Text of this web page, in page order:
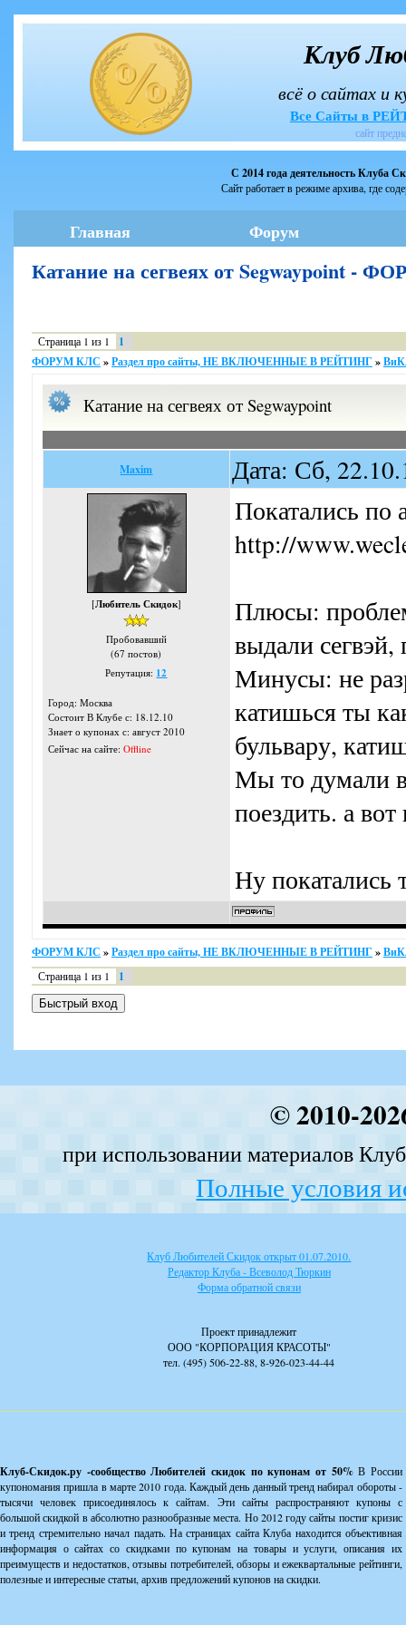
Клуб
всё о сайтах и
Все Сайты в
сайт
С 2014 года деятельность Клуба
Сайт работает в режиме архива, где
Главная Форум
Катание на сегвеях от Segwaypoint -
Страница 1 из 1
1
ФОРУМ КЛС »Раздел про сайты, НЕ ВКЛЮЧЕННЫЕ В РЕЙТИНГ »
Катание на сегвеях от Segwaypoint
Maxim Дата: Сб,
[Любитель Скидок]
Пробовавший
(67 постов)
Репутация: 12
Город: Москва
Состоит В Клубе с: 18.12.10
Знает о купонах с: август 2010
Сейчас на сайте: Offline
Покатались по
http://
Плюсы:
выдали
Минусы: не
катишься ты
бульвару,
Мы то думали в
поездить. а
Ну покатались
ФОРУМ КЛС »Раздел про сайты, НЕ ВКЛЮЧЕННЫЕ В РЕЙТИНГ »
Страница 1 из 1 1
© 2010-
при использовании материалов
Полные условия
Клуб Любителей Скидок открыт 01.07.2010.
Редактор Клуба - Всеволод Тюркин
Форма обратной связи
Проект принадлежит
ООО "КОРПОРАЦИЯ КРАСОТЫ"
тел. (495) 506-22-88, 8-926-023-44-44
Клуб-Скидок.ру -сообщество Любителей скидок по купонам от 50%В России
купономания пришла в марте 2010 года. Каждый день данный тренд набирал обороты -
тысячи человек присоединялось к сайтам. Эти сайты распространяют купоны с
большой скидкой в абсолютно разнообразные места. Но 2012 году сайты постиг кризис
и тренд стремительно начал падать. На страницах сайта Клуба находится объективная
информация о сайтах со скидками по купонам на товары и услуги, описания их
преимуществ и недостатков, отзывы потребителей, обзоры и ежеквартальные рейтинги,
полезные и интересные статьи, архив предложений купонов на скидки.